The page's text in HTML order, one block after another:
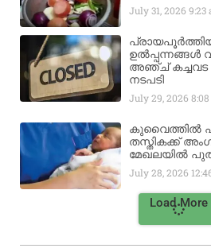
July 31, 20269:23
ഉൽപ്പന്നങ്ങൾ
അഞ്ച് കച്ചവട
നടപടി
July 29, 2026
കുവൈത്തിൽ
തസ്തികക്ക്
മേഖലയിൽ
July 28, 2026
Load More